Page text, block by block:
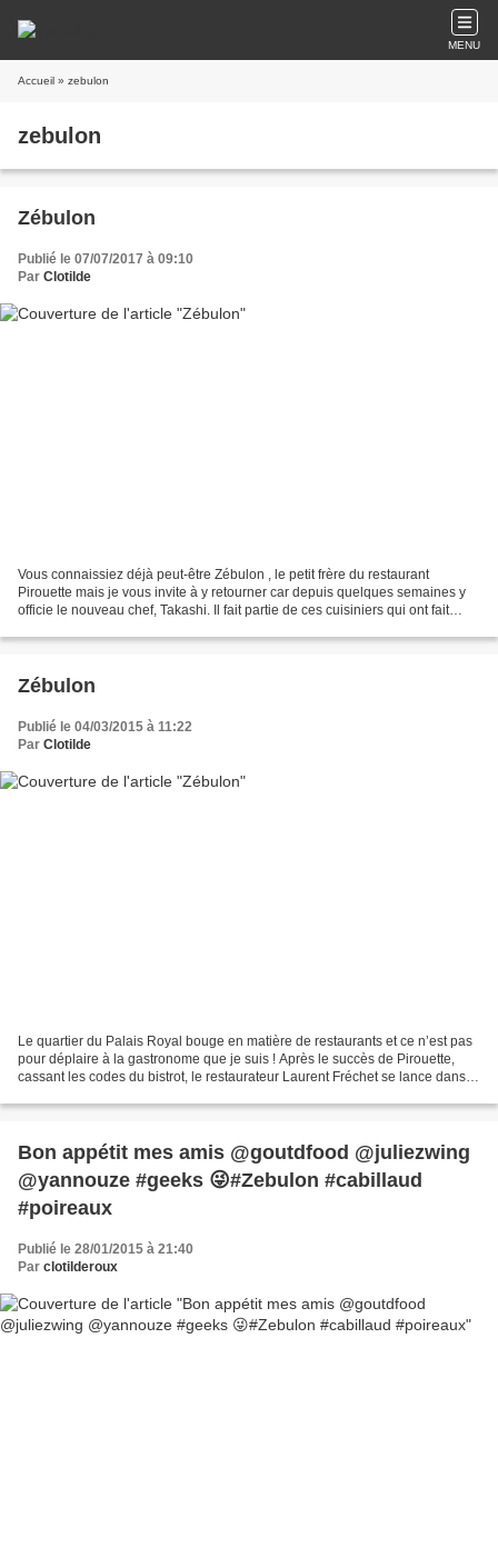
MENU
Accueil » zebulon
zebulon
Zébulon
Publié le 07/07/2017 à 09:10
Par Clotilde
Vous connaissiez déjà peut-être Zébulon , le petit frère du restaurant
Pirouette mais je vous invite à y retourner car depuis quelques semaines y
officie le nouveau chef, Takashi. Il fait partie de ces cuisiniers qui ont fait
Zébulon
Publié le 04/03/2015 à 11:22
Par Clotilde
Le quartier du Palais Royal bouge en matière de restaurants et ce n’est pas
pour déplaire à la gastronome que je suis ! Après le succès de Pirouette,
cassant les codes du bistrot, le restaurateur Laurent Fréchet se lance dans
Bon appétit mes amis @goutdfood @juliezwing
@yannouze #geeks 😜#Zebulon #cabillaud
#poireaux
Publié le 28/01/2015 à 21:40
Par clotilderoux